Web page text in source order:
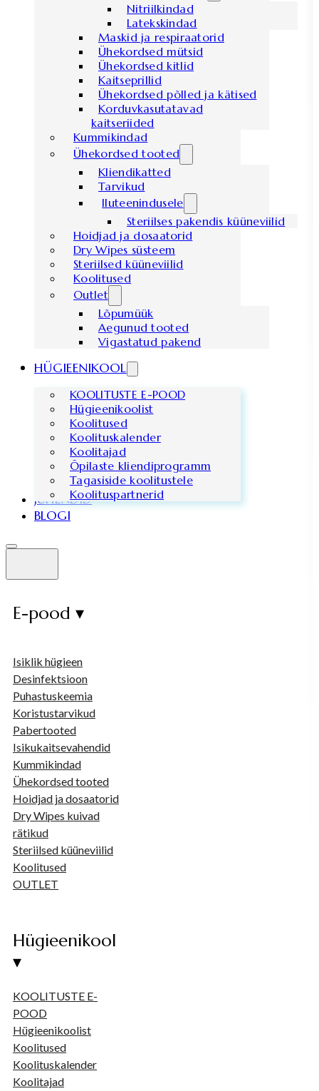
Nitriilkindad
Latekskindad
Maskid ja respiraatorid
Ühekordsed mütsid
Ühekordsed kitlid
Kaitseprillid
Ühekordsed põlled ja kätised
Korduvkasutatavad
kaitseriided
Kummikindad
Ühekordsed tooted
Kliendikatted
Tarvikud
Iluteenindusele
Steriilses pakendis küüneviilid
Hoidjad ja dosaatorid
Dry Wipes süsteem
Steriilsed küüneviilid
Koolitused
Outlet
Lõpumüük
Aegunud tooted
Vigastatud pakend
HÜGIEENIKOOL
KOOLITUSTE E-POOD
Hügieenikoolist
Koolitused
Koolituskalender
Koolitajad
Õpilaste kliendiprogramm
Tagasiside koolitustele
Koolituspartnerid
JUHENDID
BLOGI
E-pood ▾
Isiklik hügieen
Desinfektsioon
Puhastuskeemia
Koristustarvikud
Pabertooted
Isikukaitsevahendid
Kummikindad
Ühekordsed tooted
Hoidjad ja dosaatorid
Dry Wipes kuivad
rätikud
Steriilsed küüneviilid
Koolitused
OUTLET
Hügieenikool
▾
KOOLITUSTE E-
POOD
Hügieenikoolist
Koolitused
Koolituskalender
Koolitajad